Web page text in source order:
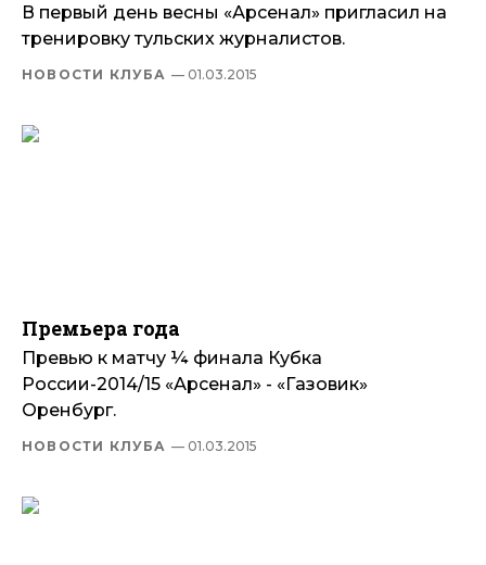
В первый день весны «Арсенал» пригласил на
тренировку тульских журналистов.
НОВОСТИ КЛУБА — 01.03.2015
Премьера года
Превью к матчу ¼ финала Кубка
России-2014/15 «Арсенал» - «Газовик»
Оренбург.
НОВОСТИ КЛУБА — 01.03.2015